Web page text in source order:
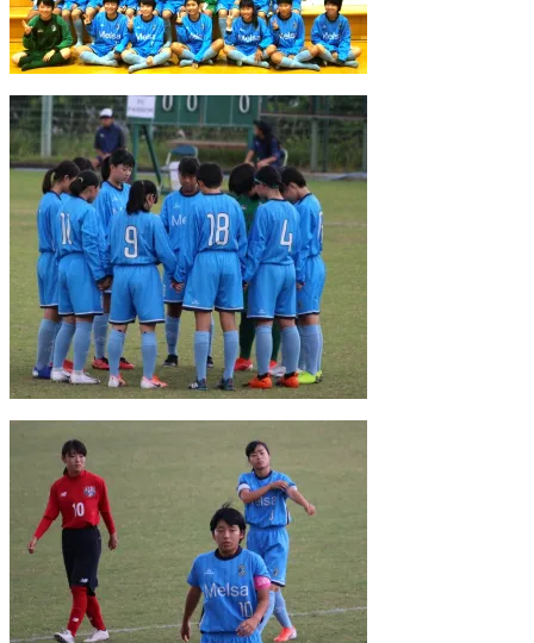
ィ
ン
ド
ウ
で
開
き
ま
す
)
く
だ
さ
い
(
新
し
い
ウ
ィ
ン
ド
ウ
で
開
き
ま
す
)